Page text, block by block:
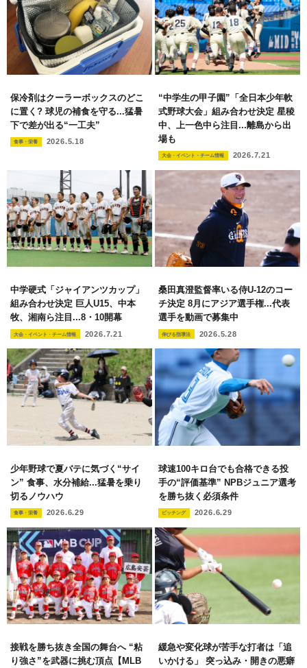
保冷剤はクーラーボックスのどこ
に置く? 球児の補食を守る...猛暑
下で差が出る“一工夫”
食事・栄養 2026.5.18
“中学生の甲子園”「全日本少年軟
式野球大会」組み合わせ決定 星稜
中、上一色中ら注目...離島から出
場も
大会・イベント・チーム情報 2026.7.21
中学硬式「ジャイアンツカップ」
組み合わせ決定 巨人U15、中本
牧、湘南ら注目...8・10開幕
大会・イベント・チーム情報 2026.7.21
桑田真澄監督率いる侍U-12のコー
チ決定 8月にアジア選手権...代表
選手を動画で募集中
伸びる指導法 2026.5.28
少年野球で夏バテに気づく“サイ
ン” 食事、水分補給...猛暑を乗り
切るノウハウ
食事・栄養 2026.6.29
球速100キロ台でも合格できる投
手の“評価基準” NPBジュニア選考
を勝ち抜く必須条件
ピッチング 2026.6.29
接戦を勝ち抜き全国の舞台へ “粘
り強さ”を武器に挑む頂点【MLB
緩急や変化球が苦手な打者は「追
いかける」 突っ込み・開きの悪癖